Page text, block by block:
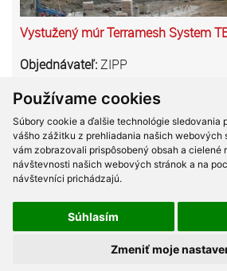
Používame cookies
Súbory cookie a ďalšie technológie sledovania
vášho zážitku z prehliadania našich webových
vám zobrazovali prispôsobený obsah a cielené
návštevnosti našich webových stránok a na
návštevníci prichádzajú.
Súhlasím
Zmeniť moje
Vystužený múr Terramesh System
Objednávateľ:ZIPP
Výškový rozdiel terénu pri výstavbe
TESCO Myjava bol riešený
gabionového múru Terramesh
odťažené zvetrané vápencové bralo